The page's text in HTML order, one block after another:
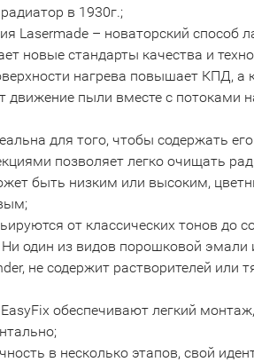
в 1930г.;
Lasermade – новаторский способ
новые стандарты качества и
нагрева повышает КПД, а
движение пыли вместе с потоками
для того, чтобы содержать его
позволяет легко очищать
быть низким или высоким,
от классических тонов до
Ни один из видов порошковой эмали
не содержит растворителей или
обеспечивают легкий
в несколько этапов, свой